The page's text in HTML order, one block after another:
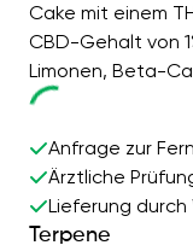
Cake mit einem
CBD-Gehalt von
Limonen, Beta-
Anfrage zur
Ärztliche
Lieferung
Terpene